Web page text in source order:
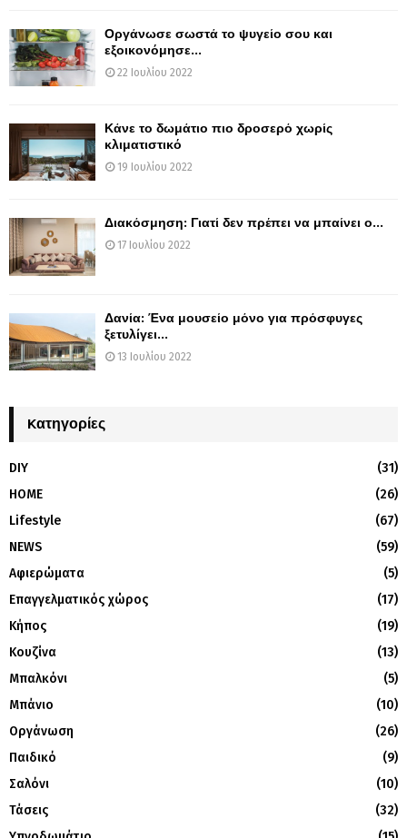
Οργάνωσε σωστά το ψυγείο σου και
εξοικονόμησε...
22 Ιουλίου 2022
Κάνε το δωμάτιο πιο δροσερό χωρίς
κλιματιστικό
19 Ιουλίου 2022
Διακόσμηση: Γιατί δεν πρέπει να μπαίνει ο...
17 Ιουλίου 2022
Δανία: Ένα μουσείο μόνο για πρόσφυγες
ξετυλίγει...
13 Ιουλίου 2022
Kατηγορίες
DIY
(31)
HOME
(26)
Lifestyle
(67)
NEWS
(59)
Αφιερώματα
(5)
Επαγγελματικός χώρος
(17)
Κήπος
(19)
Κουζίνα
(13)
Μπαλκόνι
(5)
Μπάνιο
(10)
Οργάνωση
(26)
Παιδικό
(9)
Σαλόνι
(10)
Τάσεις
(32)